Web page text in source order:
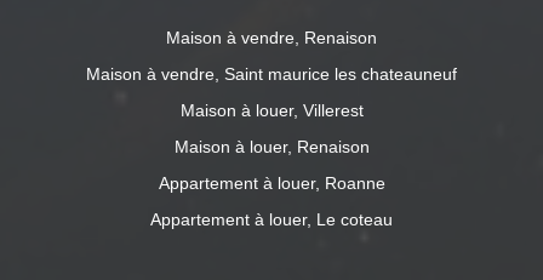
Maison à vendre, Renaison
Maison à vendre, Saint maurice les chateauneuf
Maison à louer, Villerest
Maison à louer, Renaison
Appartement à louer, Roanne
Appartement à louer, Le coteau